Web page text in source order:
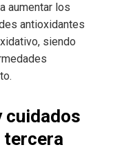
aumentar los
antioxidantes
siendo
cuidados
tercera